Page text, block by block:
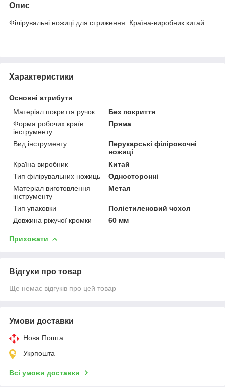
Опис
Філірувальні ножиці для стриження. Країна-виробник китай.
Характеристики
Основні атрибути
Матеріал покриття ручок
Без покриття
Форма робочих країв
інструменту
Пряма
Вид інструменту
Перукарські філіровочні
ножиці
Країна виробник
Китай
Тип філірувальних ножиць
Односторонні
Матеріал виготовлення
інструменту
Метал
Тип упаковки
Поліетиленовий чохол
Довжина ріжучої кромки
60 мм
Приховати
Відгуки про товар
Ще немає відгуків про цей товар
Умови доставки
Нова Пошта
Укрпошта
Всі умови доставки